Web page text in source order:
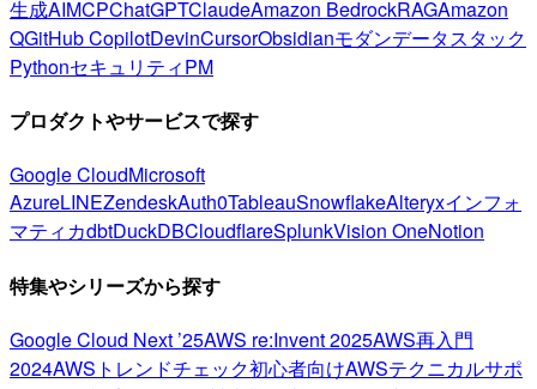
生成AIMCPChatGPTClaudeAmazon BedrockRAGAmazon
QGitHub CopilotDevinCursorObsidianモダンデータスタック
PythonセキュリティPM
プロダクトやサービスで探す
Google CloudMicrosoft
AzureLINEZendeskAuth0TableauSnowflakeAlteryxインフォ
マティカdbtDuckDBCloudflareSplunkVision OneNotion
特集やシリーズから探す
Google Cloud Next ’25AWS re:Invent 2025AWS再入門
2024AWSトレンドチェック初心者向けAWSテクニカルサポ